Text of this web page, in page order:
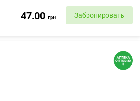
47.00 грн Забронировать